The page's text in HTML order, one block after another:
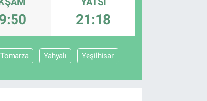
21:18
Tomarza Yahyalı Yeşilhisar